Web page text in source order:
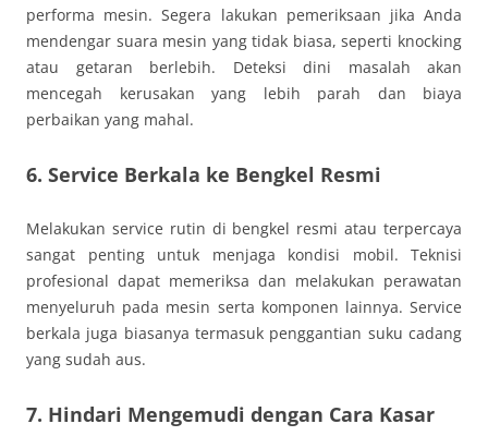
performa mesin. Segera lakukan pemeriksaan jika Anda
mendengar suara mesin yang tidak biasa, seperti knocking
atau getaran berlebih. Deteksi dini masalah akan
mencegah kerusakan yang lebih parah dan biaya
perbaikan yang mahal.
6. Service Berkala ke Bengkel Resmi
Melakukan service rutin di bengkel resmi atau terpercaya
sangat penting untuk menjaga kondisi mobil. Teknisi
profesional dapat memeriksa dan melakukan perawatan
menyeluruh pada mesin serta komponen lainnya. Service
berkala juga biasanya termasuk penggantian suku cadang
yang sudah aus.
7. Hindari Mengemudi dengan Cara Kasar